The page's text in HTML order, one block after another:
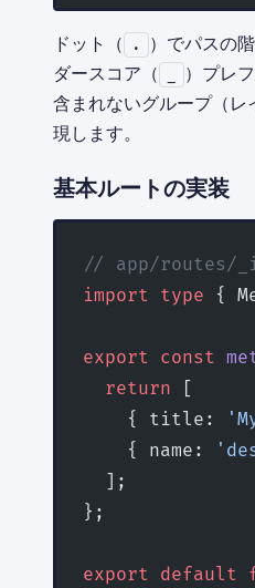
ドット（ .
）でパスの
ダースコア（
）プレ
含まれないグループ（レ
現します。
基本ルートの実装
// app/routes/
import type {
export const
  return
[
    { title:
    { name:
  ];
};
export default